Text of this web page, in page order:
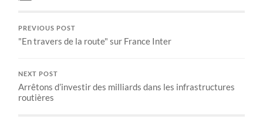
PREVIOUS POST
"En travers de la route" sur France Inter
NEXT POST
Arrêtons d’investir des milliards dans les infrastructures
routières